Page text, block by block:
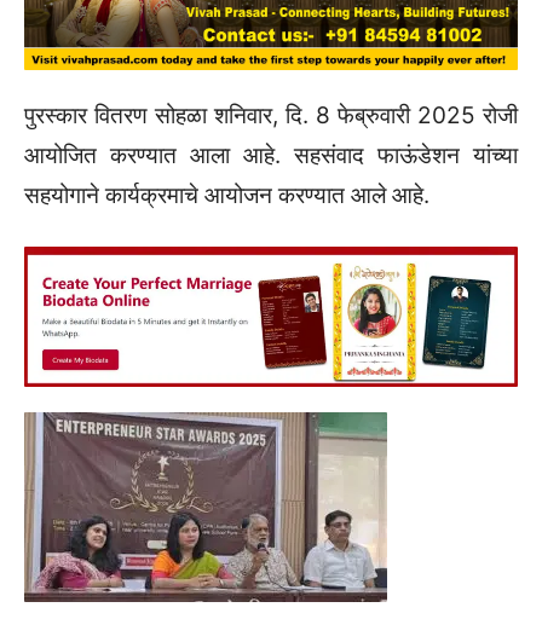
पुरस्कार वितरण सोहळा शनिवार, दि. 8 फेब्रुवारी 2025 रोजी
आयोजित करण्यात आला आहे. सहसंवाद फाऊंडेशन यांच्या
सहयोगाने कार्यक्रमाचे आयोजन करण्यात आले आहे.